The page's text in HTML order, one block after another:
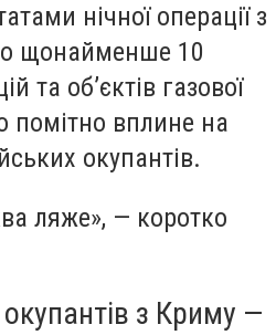
нічної операції з
щонайменше 10
та об’єктів газової
помітно вплине на
окупантів.
ляже», — коротко
з Криму —